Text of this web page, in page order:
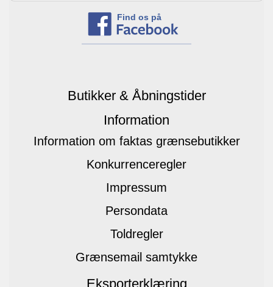
Find os på
Butikker & Åbningstider
Information
Information om faktas grænsebutikker
Konkurrenceregler
Impressum
Persondata
Toldregler
Grænsemail samtykke
Eksporterklæring